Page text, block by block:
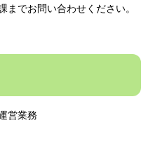
でお問い合わせください。
営業務